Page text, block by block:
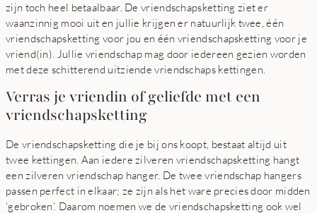
zijn toch heel betaalbaar. De vriendschapsketting ziet er
waanzinnig mooi uit en jullie krijgen er natuurlijk twee, één
vriendschapsketting voor jou en één vriendschapsketting voor je
vriend(in). Jullie vriendschap mag door iedereen gezien worden
met deze schitterend uitziende vriendschaps kettingen.
Verras je vriendin of geliefde met een
vriendschapsketting
De vriendschapsketting die je bij ons koopt, bestaat altijd uit
twee kettingen. Aan iedere zilveren vriendschapsketting hangt
een zilveren vriendschap hanger. De twee vriendschap hangers
passen perfect in elkaar; ze zijn als het ware precies door midden
‘gebroken’. Daarom noemen we de vriendschapsketting ook wel